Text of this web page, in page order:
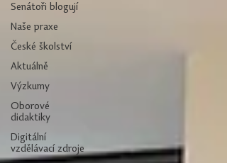
Senátoři blogují
Naše praxe
České školství
Aktuálně
Výzkumy
Oborové
didaktiky
Digitální
vzdělávací zdroje